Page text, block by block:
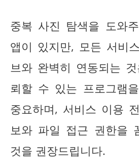
중복 사진 탐색을 도와
앱이 있지만, 모든 서비
브와 완벽히 연동되는
뢰할 수 있는 프로그램
중요하며, 서비스 이용
보와 파일 접근 권한을
것을 권장드립니다.